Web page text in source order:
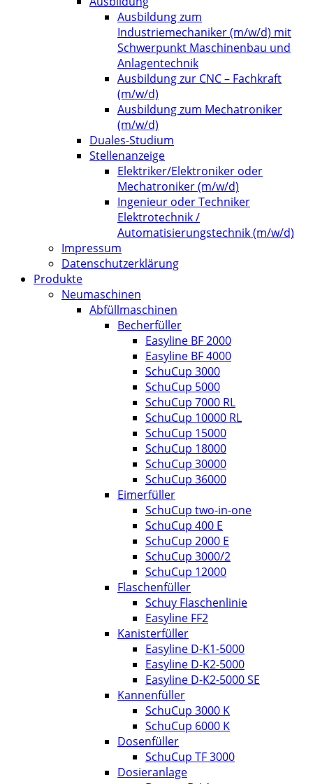
Ausbildung zum
Industriemechaniker (m/w/d) mit
Schwerpunkt Maschinenbau und
Anlagentechnik
Ausbildung zur CNC – Fachkraft
(m/w/d)
Ausbildung zum Mechatroniker
(m/w/d)
Duales-Studium
Stellenanzeige
Elektriker/Elektroniker oder
Mechatroniker (m/w/d)
Ingenieur oder Techniker
Elektrotechnik /
Automatisierungstechnik (m/w/d)
Impressum
Datenschutzerklärung
Produkte
Neumaschinen
Abfüllmaschinen
Becherfüller
Easyline BF 2000
Easyline BF 4000
SchuCup 3000
SchuCup 5000
SchuCup 7000 RL
SchuCup 10000 RL
SchuCup 15000
SchuCup 18000
SchuCup 30000
SchuCup 36000
Eimerfüller
SchuCup two-in-one
SchuCup 400 E
SchuCup 2000 E
SchuCup 3000/2
SchuCup 12000
Flaschenfüller
Schuy Flaschenlinie
Easyline FF2
Kanisterfüller
Easyline D-K1-5000
Easyline D-K2-5000
Easyline D-K2-5000 SE
Kannenfüller
SchuCup 3000 K
SchuCup 6000 K
Dosenfüller
SchuCup TF 3000
Dosieranlage